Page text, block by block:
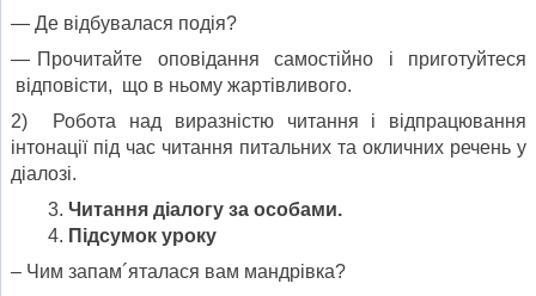
— Де відбувалася подія?
— Прочитайте оповідання самостійно і приготуйтеся
відповісти, що в ньому жартівливого.
2) Робота над виразністю читання і відпрацювання
інтонації під час читання питальних та окличних речень у
діалозі.
Читання діалогу за особами.
Підсумок уроку
– Чим запам´яталася вам мандрівка?